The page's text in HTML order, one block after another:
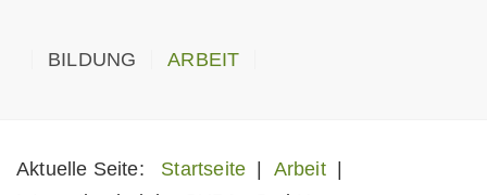
BILDUNG ARBEIT
Aktuelle Seite: Startseite Arbeit